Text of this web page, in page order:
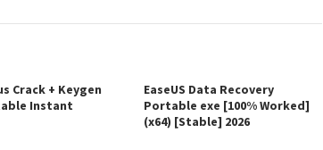
Crack + Keygen
Instant
EaseUS Data Recovery
Portable exe [100% Worked]
(x64) [Stable] 2026